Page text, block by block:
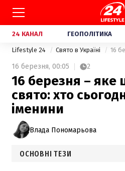
24 КАНАЛ ГЕОПОЛІТИКА
Lifestyle 24 Свято в Україні
16 березня, 00:05 2
16 березня – яке
свято: хто
іменини
Влада Пономарьова
ОСНОВНІ ТЕЗИ